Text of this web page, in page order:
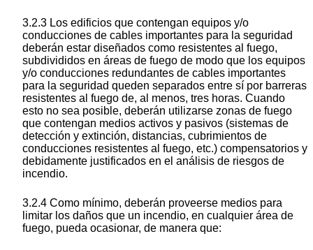
3.2.3 Los edificios que contengan equipos y/o
conducciones de cables importantes para la seguridad
deberán estar diseñados como resistentes al fuego,
subdivididos en áreas de fuego de modo que los equipos
y/o conducciones redundantes de cables importantes
para la seguridad queden separados entre sí por barreras
resistentes al fuego de, al menos, tres horas. Cuando
esto no sea posible, deberán utilizarse zonas de fuego
que contengan medios activos y pasivos (sistemas de
detección y extinción, distancias, cubrimientos de
conducciones resistentes al fuego, etc.) compensatorios y
debidamente justificados en el análisis de riesgos de
incendio.
3.2.4 Como mínimo, deberán proveerse medios para
limitar los daños que un incendio, en cualquier área de
fuego, pueda ocasionar, de manera que: